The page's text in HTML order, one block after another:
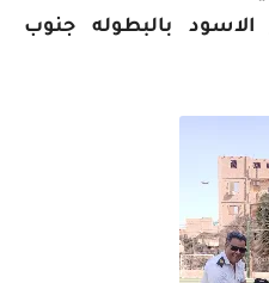
الاسود بالبطوله جنوب